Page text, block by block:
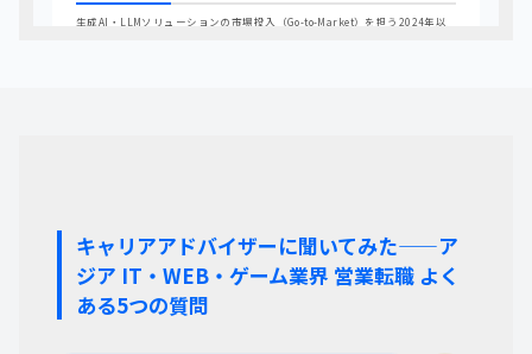
生成AI・LLMソリューションの市場投入（Go-to-Market）を担う2024年以
ゲームAI活用で急拡大
キャリアアドバイザーに聞いてみた——ア
ジア IT・WEB・ゲーム業界 営業転職 よく
ある5つの質問